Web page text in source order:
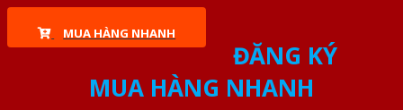
MUA HÀNG NHANH
ĐĂNG KÝ
MUA HÀNG NHANH